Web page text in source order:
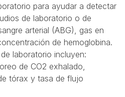
para ayudar a detectar
de laboratorio o de
arterial (ABG), gas en
de hemoglobina.
laboratorio incluyen:
de CO2 exhalado,
tórax y tasa de flujo